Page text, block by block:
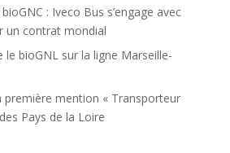
: Iveco Bus s’engage avec
un contrat mondial
le bioGNL sur la ligne Marseille-
première mention « Transporteur
Pays de la Loire